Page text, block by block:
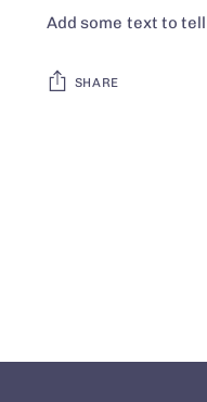
Add some text to
SHARE